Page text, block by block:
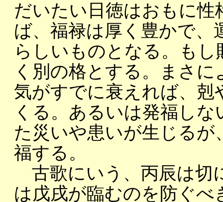
だいたい日徳はおもに
ば、福禄は厚く豊かで、
らしいものとなる。も
く別の格とする。まさ
気がすでに衰えれば、剋
くる。あるいは発福し
た災いや患いが生じる
福する。
古歌にいう、丙辰は切
は戊戌が臨むのを防ぐ